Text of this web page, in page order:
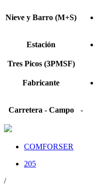
Nieve y Barro (M+S)
Estación
Tres Picos (3PMSF)
Fabricante
Carretera - Campo -
COMFORSER
205
/